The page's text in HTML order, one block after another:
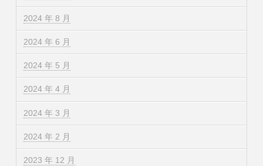
2024 年 8 月
2024 年 6 月
2024 年 5 月
2024 年 4 月
2024 年 3 月
2024 年 2 月
2023 年 12 月